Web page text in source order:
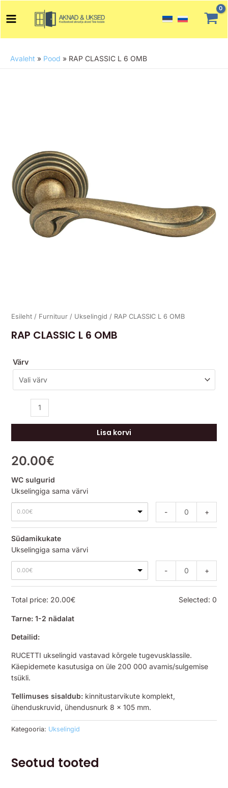
Menu
Avaleht » Pood » RAP CLASSIC L 6 OMB
Esileht/ Furnituur/ Ukselingid / RAP CLASSIC L 6 OMB
RAP CLASSIC L 6 OMB
20.00€
WC sulgurid
Ukselingiga sama värvi
0.00€ - +
Südamikukate
Ukselingiga sama värvi
0.00€ - +
Total price: 20.00€ Selected: 0
Värv
Lisa korvi
Tarne: 1-2 nädalat
Detailid:
RUCETTI ukselingid vastavad kõrgele tugevusklassile.
Käepidemete kasutusiga on üle 200 000 avamis/sulgemise
tsükli.
Tellimuses sisaldub:kinnitustarvikute komplekt,
ühenduskruvid, ühendusnurk 8 x 105 mm.
Kategooria: Ukselingid
Seotud tooted